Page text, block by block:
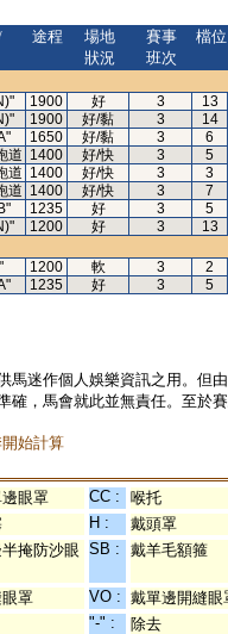
途程
場地
狀況
賽事
班次
檔位
1900 好 3 13
1900 好/黏 3 14
1650 好/黏 3 6
道 1400 好/快 3 5
道 1400 好/快 3 3
道 1400 好/快 3 7
1235 好 3 5
1200 好 3 13
1200 軟 3 2
1235 好 3 5
馬迷作個人娛樂資訊之用。但
確，馬會就此並無責任。至於
始計算
眼罩 CC : 喉托
H : 戴頭罩
掩防沙眼 SB : 戴羊毛額箍
罩 VO : 戴單邊開縫眼
"-" : 除去